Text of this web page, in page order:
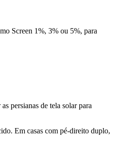
Screen 1%, 3% ou 5%, para
persianas de tela solar para
Em casas com pé-direito duplo,